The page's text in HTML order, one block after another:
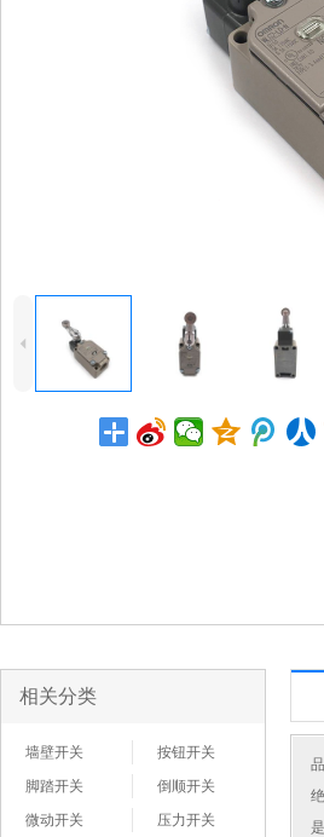
4
相关分类
墙壁开关
按钮开关
脚踏开关
倒顺开关
微动开关
压力开关